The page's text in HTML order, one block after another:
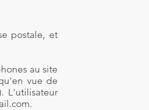
postale, et
au site
vue de
L'utilisateur
.